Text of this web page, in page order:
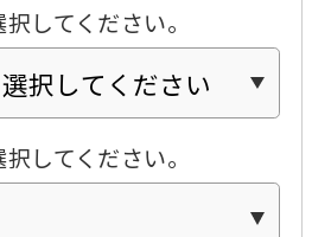
してください。
してください。
translation
service,
the
Japanese
version